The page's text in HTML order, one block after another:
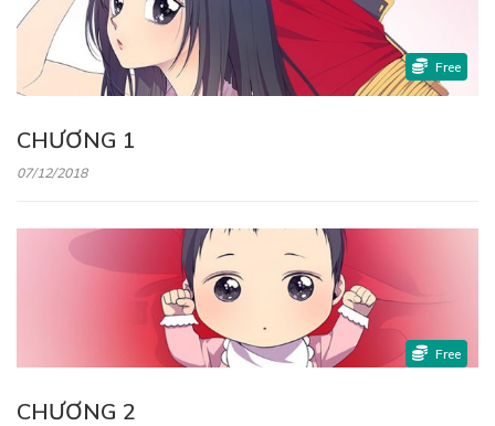
CHƯƠNG 1
07/12/2018
Free
CHƯƠNG 2
Free